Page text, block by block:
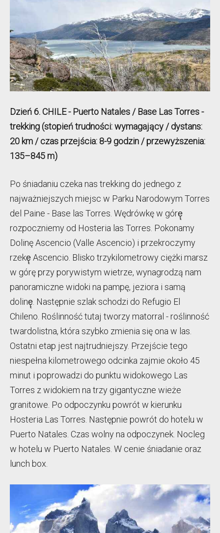
Dzień 6. CHILE - Puerto Natales / Base Las Torres -
trekking (stopień trudności: wymagający / dystans:
20 km/ czas przejścia: 8-9 godzin / przewyższenia:
135–845 m)
Po śniadaniu czeka nas trekking do jednego z
najważniejszych miejsc w Parku Narodowym Torres
del Paine - Base las Torres. Wędrówkę w górę̨
rozpoczniemy od Hosteria las Torres. Pokonamy
Dolinę Ascencio (Valle Ascencio) i przekroczymy
rzekę̨ Ascencio. Blisko trzykilometrowy ciężki marsz
w górę przy porywistym wietrze, wynagrodzą nam
panoramiczne widoki na pampę, jeziora i samą
dolinę̨. Następnie szlak schodzi do Refugio El
Chileno. Roślinność tutaj tworzy matorral - roślinność
twardolistna, która szybko zmienia się ona w las.
Ostatni etap jest najtrudniejszy. Przejście tego
niespełna kilometrowego odcinka zajmie około 45
minut i poprowadzi do punktu widokowego Las
Torres z widokiem na trzy gigantyczne wieże
granitowe. Po odpoczynku powrót w kierunku
Hosteria Las Torres. Następnie powrót do hotelu w
Puerto Natales. Czas wolny na odpoczynek. Nocleg
w hotelu w Puerto Natales. W cenie śniadanie oraz
lunch box.